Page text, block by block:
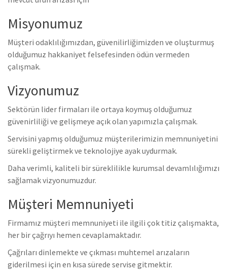
Misyonumuz
Müşteri odaklılığımızdan, güvenilirliğimizden ve oluşturmuş
olduğumuz hakkaniyet felsefesinden ödün vermeden
çalışmak.
Vizyonumuz
Sektörün lider firmaları ile ortaya koymuş olduğumuz
güvenirliliği ve gelişmeye açık olan yapımızla çalışmak.
Servisini yapmış olduğumuz müşterilerimizin memnuniyetini
sürekli geliştirmek ve teknolojiye ayak uydurmak.
Daha verimli, kaliteli bir süreklilikle kurumsal devamlılığımızı
sağlamak vizyonumuzdur.
Müşteri Memnuniyeti
Firmamız müşteri memnuniyeti ile ilgili çok titiz çalışmakta,
her bir çağrıyı hemen cevaplamaktadır.
Çağrıları dinlemekte ve çıkması muhtemel arızaların
giderilmesi için en kısa sürede servise gitmektir.